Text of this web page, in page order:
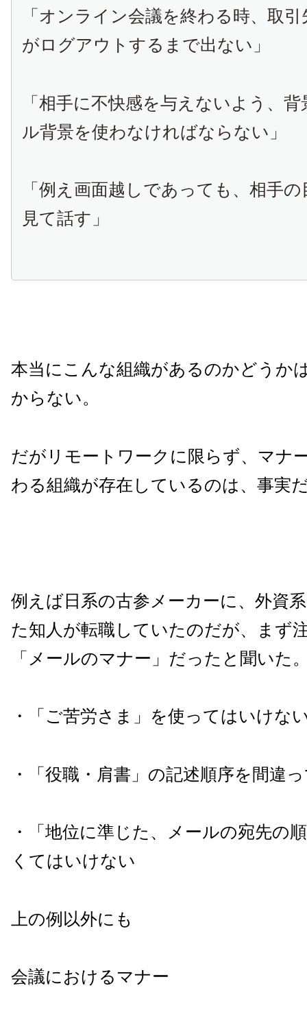
「オンライン会議を終わる時、取
がログアウトするまで出ない」
「相手に不快感を与えないよう、
ル背景を使わなければならない」
「例え画面越しであっても、相手
見て話す」
本当にこんな組織があるのかどうか
からない。
だがリモートワークに限らず、マナ
わる組織が存在しているのは、事実
例えば日系の古参メーカーに、外資
た知人が転職していたのだが、まず
「メールのマナー」だったと聞いた
・「ご苦労さま」を使ってはいけな
・「役職・肩書」の記述順序を間違
・「地位に準じた、メールの宛先の
くてはいけない
上の例以外にも
会議におけるマナー